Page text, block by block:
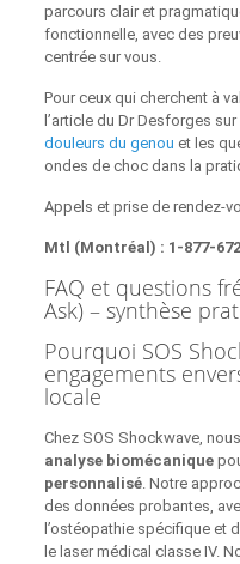
parcours clair et
fonctionnelle, avec des
centrée sur vous.
Pour ceux qui cherchent à
l’article du Dr Desforges sur
douleurs du genou et les
ondes de choc dans la
Appels et prise de
Mtl (Montréal) :
FAQ et questions
Ask) – synthèse
Pourquoi SOS
engagements
locale
Chez SOS Shockwave,
analyse biomécanique
personnalisé. Notre
des données probantes,
l’ostéopathie spécifique et
le laser médical classe IV.